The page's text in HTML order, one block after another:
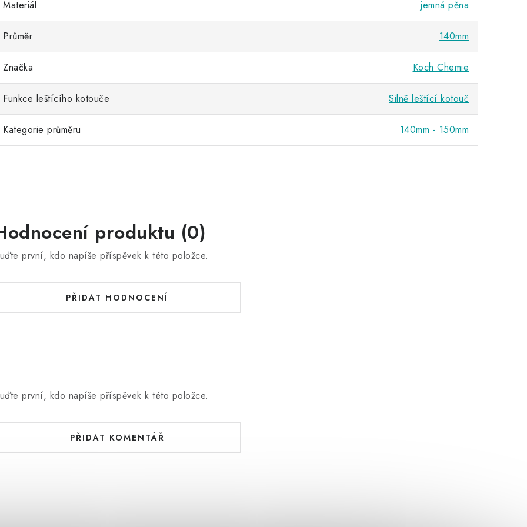
Materiál jemná pěna
Průměr 140mm
Značka Koch Chemie
Funkce leštícího kotouče Silně leštící kotouč
Kategorie průměru 140mm - 150mm
produktu (0)
první, kdo napíše příspěvek k této položce.
PŘIDAT HODNOCENÍ
první, kdo napíše příspěvek k této položce.
PŘIDAT KOMENTÁŘ